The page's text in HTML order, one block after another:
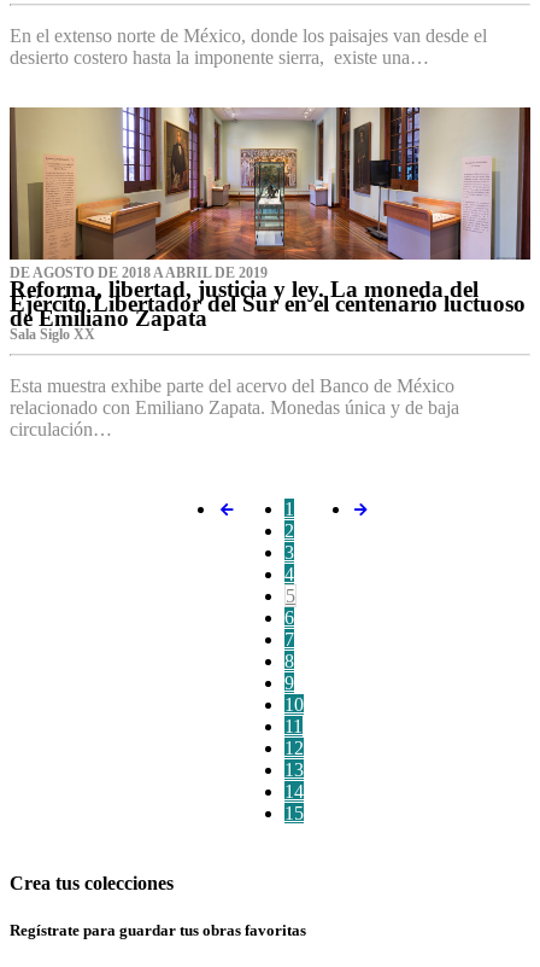
En el extenso norte de México, donde los paisajes van desde el
desierto costero hasta la imponente sierra, existe una…
DE AGOSTO DE 2018 A ABRIL DE 2019
Reforma, libertad, justicia y ley. La moneda del
Ejército Libertador del Sur en el centenario luctuoso
de Emiliano Zapata
Sala Siglo XX
Esta muestra exhibe parte del acervo del Banco de México
relacionado con Emiliano Zapata. Monedas única y de baja
circulación…
1
2
3
4
5
6
7
8
9
10
11
12
13
14
15
Crea tus colecciones
Regístrate para guardar tus obras favoritas